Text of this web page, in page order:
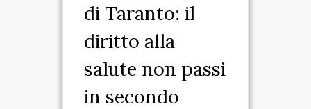
MUSEO IPOGEO
di Taranto: il
diritto alla
salute non passi
in secondo